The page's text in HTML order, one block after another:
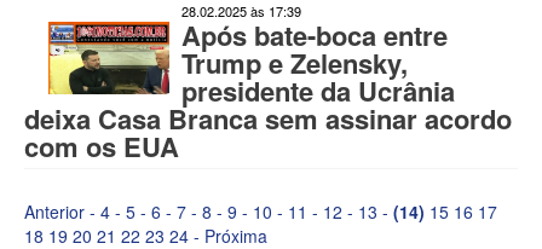
28.02.2025 às 17:39
Após bate-boca entre
Trump e Zelensky,
presidente da Ucrânia
deixa Casa Branca sem assinar acordo
com os EUA
Anterior - 4 - 5 - 6 - 7 - 8 - 9 - 10 - 11 - 12 - 13 - (14) 15 16 17
18 19 20 21 22 23 24 - Próxima